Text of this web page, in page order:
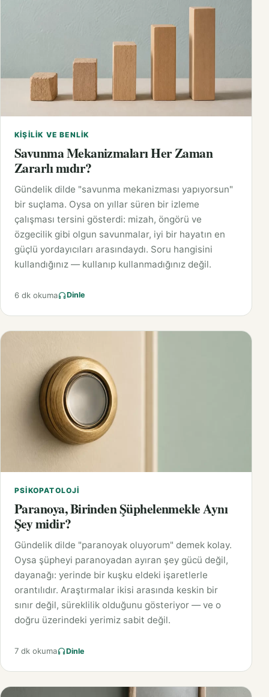
KIŞILIK VE BENLIK
Savunma Mekanizmaları Her Zaman
Zararlı mıdır?
Gündelik dilde "savunma mekanizması yapıyorsun"
bir suçlama. Oysa on yıllar süren bir izleme
çalışması tersini gösterdi: mizah, öngörü ve
özgecilik gibi olgun savunmalar, iyi bir hayatın en
güçlü yordayıcıları arasındaydı. Soru hangisini
kullandığınız — kullanıp kullanmadığınız değil.
6 dk okuma Dinle
PSIKOPATOLOJI
Paranoya, Birinden Şüphelenmekle Aynı
Şey midir?
Gündelik dilde "paranoyak oluyorum" demek kolay.
Oysa şüpheyi paranoyadan ayıran şey gücü değil,
dayanağı: yerinde bir kuşku eldeki işaretlerle
orantılıdır. Araştırmalar ikisi arasında keskin bir
sınır değil, süreklilik olduğunu gösteriyor — ve o
doğru üzerindeki yerimiz sabit değil.
7 dk okuma Dinle